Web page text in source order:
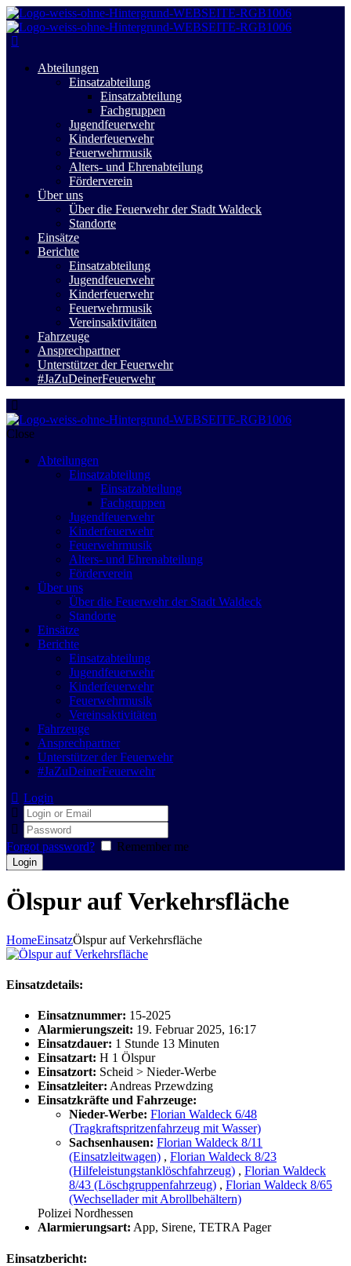
Abteilungen
Einsatzabteilung
Einsatzabteilung
Fachgruppen
Jugendfeuerwehr
Kinderfeuerwehr
Feuerwehrmusik
Alters- und Ehrenabteilung
Förderverein
Über uns
Über die Feuerwehr der Stadt Waldeck
Standorte
Einsätze
Berichte
Einsatzabteilung
Jugendfeuerwehr
Kinderfeuerwehr
Feuerwehrmusik
Vereinsaktivitäten
Fahrzeuge
Ansprechpartner
Unterstützer der Feuerwehr
#JaZuDeinerFeuerwehr
Close
Abteilungen
Einsatzabteilung
Einsatzabteilung
Fachgruppen
Jugendfeuerwehr
Kinderfeuerwehr
Feuerwehrmusik
Alters- und Ehrenabteilung
Förderverein
Über uns
Über die Feuerwehr der Stadt Waldeck
Standorte
Einsätze
Berichte
Einsatzabteilung
Jugendfeuerwehr
Kinderfeuerwehr
Feuerwehrmusik
Vereinsaktivitäten
Fahrzeuge
Ansprechpartner
Unterstützer der Feuerwehr
#JaZuDeinerFeuerwehr
Login
Forgot password? Remember me
Ölspur auf Verkehrsfläche
HomeEinsatzÖlspur auf Verkehrsfläche
Einsatzdetails:
Einsatznummer: 15-2025
Alarmierungszeit: 19. Februar 2025, 16:17
Einsatzdauer: 1 Stunde 13 Minuten
Einsatzart: H 1 Ölspur
Einsatzort: Scheid > Nieder-Werbe
Einsatzleiter: Andreas Przewdzing
Einsatzkräfte und Fahrzeuge:
Nieder-Werbe: Florian Waldeck 6/48
(Tragkraftspritzenfahrzeug mit Wasser)
Sachsenhausen: Florian Waldeck 8/11
(Einsatzleitwagen) , Florian Waldeck 8/23
(Hilfeleistungstanklöschfahrzeug) , Florian Waldeck
8/43 (Löschgruppenfahrzeug) , Florian Waldeck 8/65
(Wechsellader mit Abrollbehältern)
Polizei Nordhessen
Alarmierungsart: App, Sirene, TETRA Pager
Einsatzbericht: